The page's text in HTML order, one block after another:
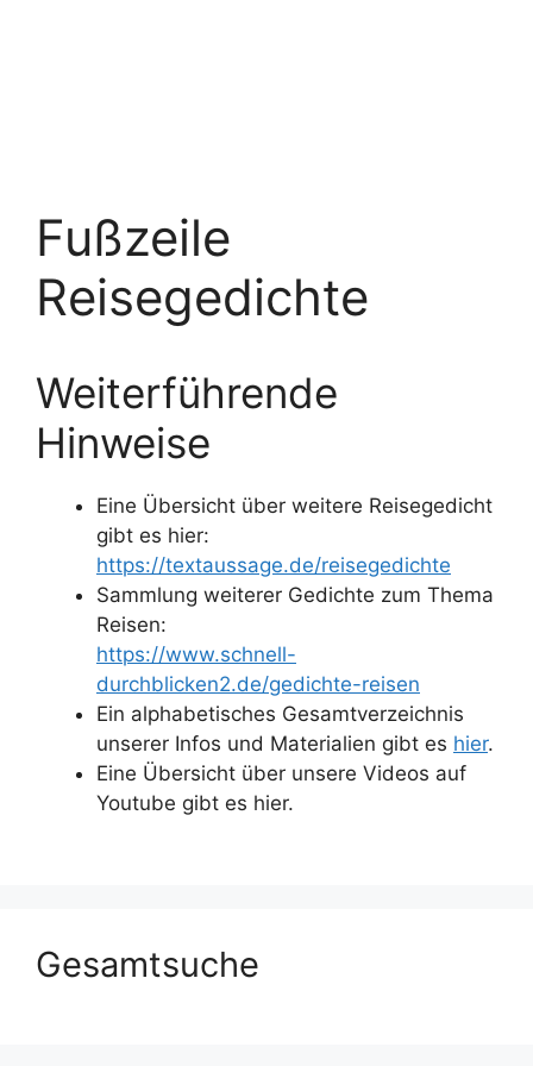
Fußzeile
Reisegedichte
Weiterführende
Hinweise
Eine Übersicht über weitere Reisegedicht
gibt es hier:
https://textaussage.de/reisegedichte
Sammlung weiterer Gedichte zum Thema
Reisen:
https://www.schnell-
durchblicken2.de/gedichte-reisen
Ein alphabetisches Gesamtverzeichnis
unserer Infos und Materialien gibt es hier.
Eine Übersicht über unsere Videos auf
Youtube gibt es hier.
Gesamtsuche